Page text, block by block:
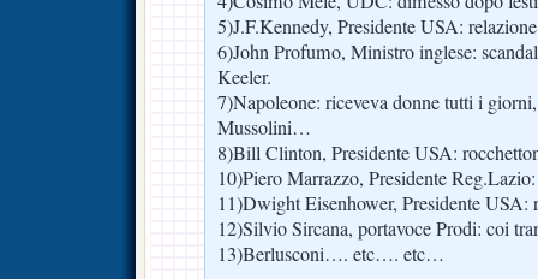
5)J.F.Kennedy, Presidente USA:
6)John Profumo, Ministro inglese:
Keeler.
7)Napoleone: riceveva donne tutti i
Mussolini…
8)Bill Clinton, Presidente USA:
10)Piero Marrazzo, Presidente
11)Dwight Eisenhower, Presidente USA:
12)Silvio Sircana, portavoce Prodi: coi
13)Berlusconi…. etc…. etc…